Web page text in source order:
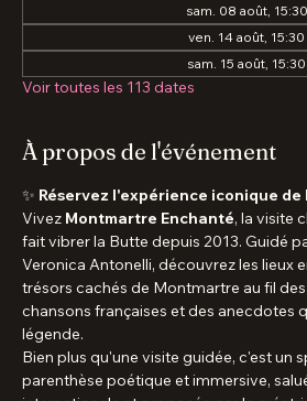
06 mars 2027, 15:30 – 17:00
Rdv à la sortie métro Abbesses, 75018
Autres dates
sam. 15 août, 15:30
Voir toutes les 113 dates
À propos de l'événement
✨ Réservez l'expérience iconique
Vivez Montmartre Enchanté, la visite
fait vibrer la Butte depuis 2013. Guidé
Veronica Antonelli, découvrez les lieux
trésors cachés de Montmartre au fil des